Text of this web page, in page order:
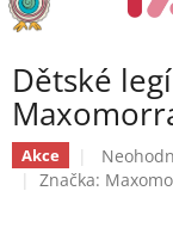
Dětské
Akce
Značka: